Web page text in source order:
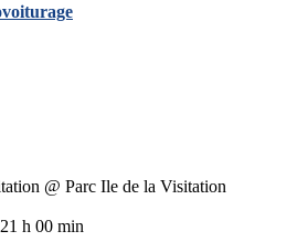
@ Parc Ile de la Visitation
h 00 min